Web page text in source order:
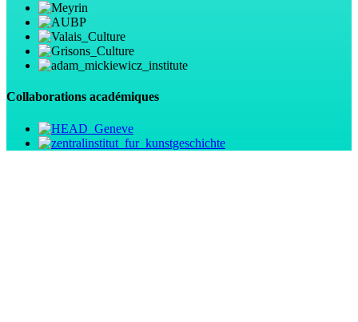
Collaborations académiques